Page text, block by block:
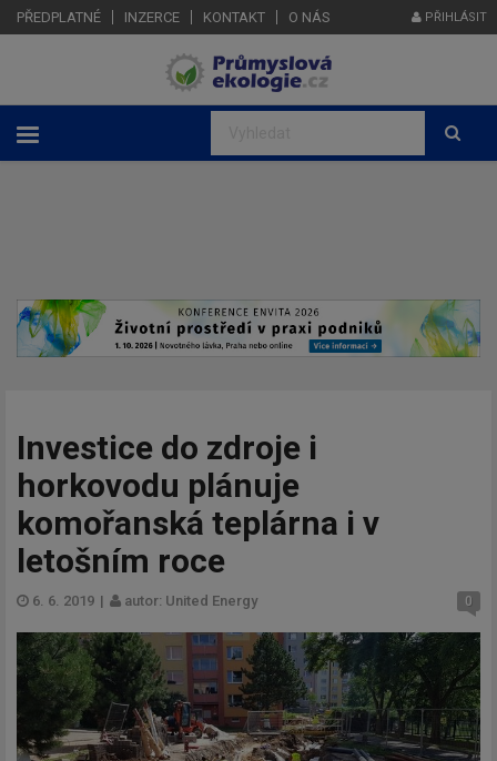
PŘEDPLATNÉ INZERCE KONTAKT O NÁS PŘIHLÁSIT
Investice do zdroje i
horkovodu plánuje
komořanská teplárna i v
letošním roce
6. 6. 2019 | autor: United Energy 0